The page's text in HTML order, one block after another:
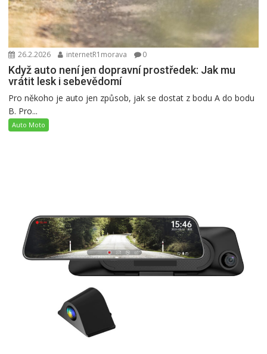
26.2.2026 internetR1morava 0
Když auto není jen dopravní prostředek: Jak mu
vrátit lesk i sebevědomí
Pro někoho je auto jen způsob, jak se dostat z bodu A do bodu
B. Pro...
Auto Moto